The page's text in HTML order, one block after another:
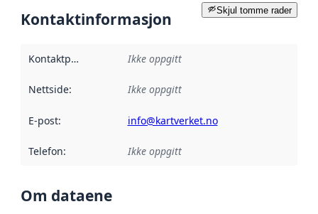
Skjul tomme rader
Kontaktinformasjon
Kontaktpunkt Ikke oppgitt
Nettside: Ikke oppgitt
E-post: info@kartverket.no
Telefon: Ikke oppgitt
Om dataene